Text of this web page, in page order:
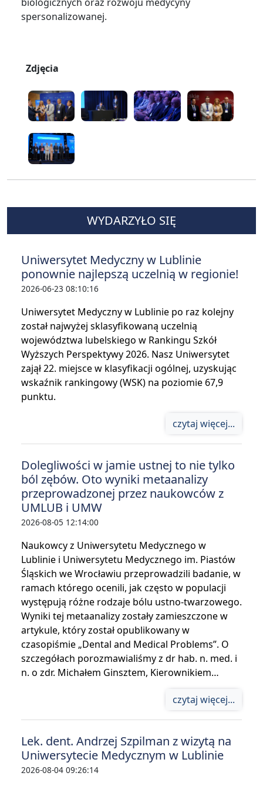
spersonalizowanej.
Zdjęcia
WYDARZYŁO SIĘ
Uniwersytet Medyczny w Lublinie
ponownie najlepszą uczelnią w regionie!
2026-06-23 08:10:16
Uniwersytet Medyczny w Lublinie po raz kolejny
został najwyżej sklasyfikowaną uczelnią
województwa lubelskiego w Rankingu Szkół
Wyższych Perspektywy 2026. Nasz Uniwersytet
zajął 22. miejsce w klasyfikacji ogólnej, uzyskując
wskaźnik rankingowy (WSK) na poziomie 67,9
punktu.
czytaj więcej...
Dolegliwości w jamie ustnej to nie tylko
ból zębów. Oto wyniki metaanalizy
przeprowadzonej przez naukowców z
UMLUB i UMW
2026-08-05 12:14:00
Naukowcy z Uniwersytetu Medycznego w
Lublinie i Uniwersytetu Medycznego im. Piastów
Śląskich we Wrocławiu przeprowadzili badanie, w
ramach którego ocenili, jak często w populacji
występują różne rodzaje bólu ustno-twarzowego.
Wyniki tej metaanalizy zostały zamieszczone w
artykule, który został opublikowany w
czasopiśmie „Dental and Medical Problems”. O
szczegółach porozmawialiśmy z dr hab. n. med. i
n. o zdr. Michałem Ginsztem, Kierownikiem…
czytaj więcej...
Lek. dent. Andrzej Szpilman z wizytą na
Uniwersytecie Medycznym w Lublinie
2026-08-04 09:26:14